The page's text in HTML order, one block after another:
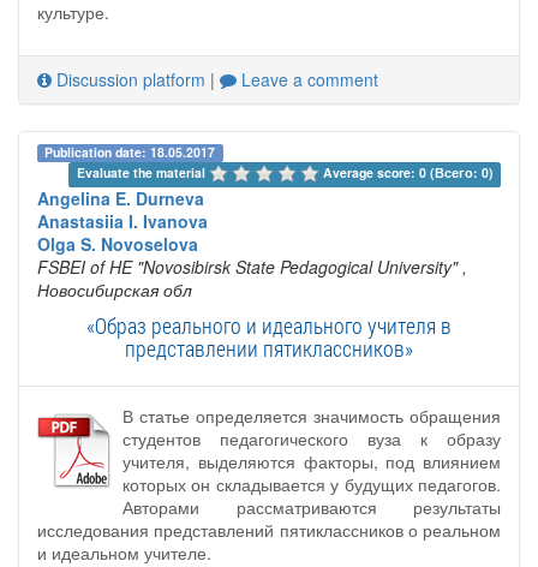
культуре.
Discussion platform | Leave a comment
Publication date: 18.05.2017
Evaluate the material
Average score: 0 (Всего: 0)
Angelina E. Durneva
Anastasiia I. Ivanova
Olga S. Novoselova
FSBEI of HE "Novosibirsk State Pedagogical University" ,
Новосибирская обл
«Образ реального и идеального учителя в
представлении пятиклассников»
В статье определяется значимость обращения
студентов педагогического вуза к образу
учителя, выделяются факторы, под влиянием
которых он складывается у будущих педагогов.
Авторами рассматриваются результаты
исследования представлений пятиклассников о реальном
и идеальном учителе.